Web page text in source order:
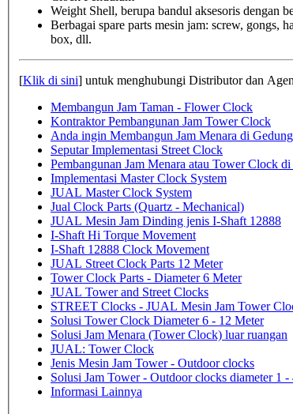
Weight Shell, berupa bandul aksesoris dengan
Berbagai spare parts mesin jam: screw, gongs,
box, dll.
[Klik di sini] untuk menghubungi Distributor dan
Membangun Jam Taman - Flower Clock
Kontraktor Pembangunan Jam Tower Clock
Anda ingin Membangun Jam Menara di
Seputar Implementasi Street Clock
Pembangunan Jam Menara atau Tower Clock di
Implementasi Master Clock System
JUAL Master Clock System
Jual Clock Parts (Quartz - Mechanical)
JUAL Mesin Jam Dinding jenis I-Shaft 12888
I-Shaft Hi Torque Movement
I-Shaft 12888 Clock Movement
JUAL Street Clock Parts 12 Meter
Tower Clock Parts - Diameter 6 Meter
JUAL Tower and Street Clocks
STREET Clocks - JUAL Mesin Jam Tower
Solusi Tower Clock Diameter 6 - 12 Meter
Solusi Jam Menara (Tower Clock) luar ruangan
JUAL: Tower Clock
Jenis Mesin Jam Tower - Outdoor clocks
Solusi Jam Tower - Outdoor clocks diameter 1 -
Informasi Lainnya